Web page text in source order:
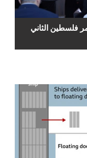
فلسطين الثاني